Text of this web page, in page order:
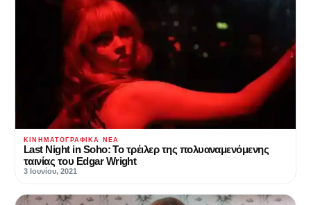
ΚΙΝΗΜΑΤΟΓΡΑΦΙΚΆ ΝΈΑ
Last Night in Soho: Το τρέιλερ της πολυαναμενόμενης
ταινίας του Edgar Wright
3 Ιουνίου, 2021